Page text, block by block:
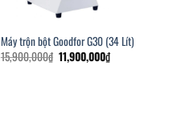
Máy trộn bột Goodfor G30 (34 Lít)
15,900,000₫ Giá
gốc
11,900,000₫Giá
hiện